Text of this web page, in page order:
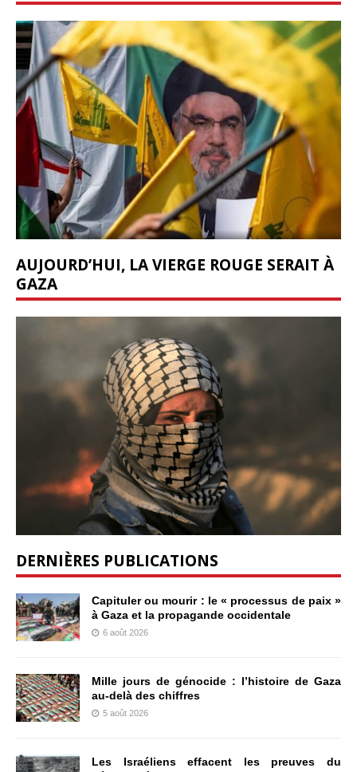
AUJOURD’HUI, LA VIERGE ROUGE SERAIT À
GAZA
DERNIÈRES PUBLICATIONS
Capituler ou mourir : le « processus de paix »
à Gaza et la propagande occidentale
6 août 2026
Mille jours de génocide : l’histoire de Gaza
au-delà des chiffres
5 août 2026
Les Israéliens effacent les preuves du